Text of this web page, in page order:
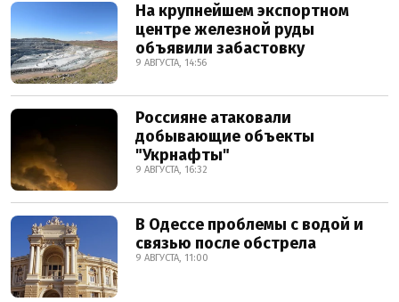
На крупнейшем экспортном
центре железной руды
объявили забастовку
9 АВГУСТА, 14:56
Россияне атаковали
добывающие объекты
"Укрнафты"
9 АВГУСТА, 16:32
В Одессе проблемы с водой и
связью после обстрела
9 АВГУСТА, 11:00